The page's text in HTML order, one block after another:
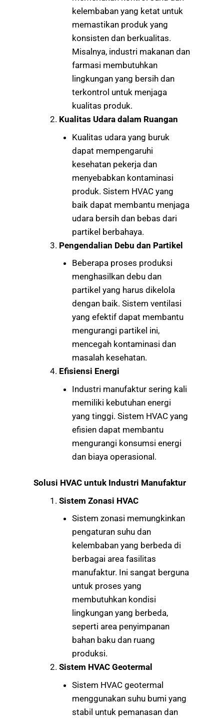
kelembaban yang ketat untuk
memastikan produk yang
konsisten dan berkualitas.
Misalnya, industri makanan dan
farmasi membutuhkan
lingkungan yang bersih dan
terkontrol untuk menjaga
kualitas produk.
Kualitas Udara dalam Ruangan
Kualitas udara yang buruk
dapat mempengaruhi
kesehatan pekerja dan
menyebabkan kontaminasi
produk. Sistem HVAC yang
baik dapat membantu menjaga
udara bersih dan bebas dari
partikel berbahaya.
Pengendalian Debu dan Partikel
Beberapa proses produksi
menghasilkan debu dan
partikel yang harus dikelola
dengan baik. Sistem ventilasi
yang efektif dapat membantu
mengurangi partikel ini,
mencegah kontaminasi dan
masalah kesehatan.
Efisiensi Energi
Industri manufaktur sering kali
memiliki kebutuhan energi
yang tinggi. Sistem HVAC yang
efisien dapat membantu
mengurangi konsumsi energi
dan biaya operasional.
Solusi HVAC untuk Industri Manufaktur
Sistem Zonasi HVAC
Sistem zonasi memungkinkan
pengaturan suhu dan
kelembaban yang berbeda di
berbagai area fasilitas
manufaktur. Ini sangat berguna
untuk proses yang
membutuhkan kondisi
lingkungan yang berbeda,
seperti area penyimpanan
bahan baku dan ruang
produksi.
Sistem HVAC Geotermal
Sistem HVAC geotermal
menggunakan suhu bumi yang
stabil untuk pemanasan dan